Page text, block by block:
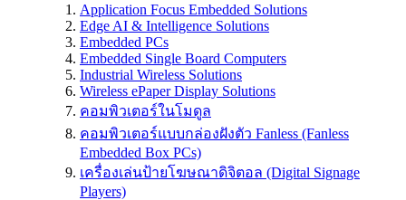
Application Focus Embedded Solutions
Edge AI & Intelligence Solutions
Embedded PCs
Embedded Single Board Computers
Industrial Wireless Solutions
Wireless ePaper Display Solutions
คอมพิวเตอร์ในโมดูล
คอมพิวเตอร์แบบกล่องฝังตัว Fanless (Fanless
Embedded Box PCs)
เครื่องเล่นป้ายโฆษณาดิจิตอล (Digital Signage
Players)